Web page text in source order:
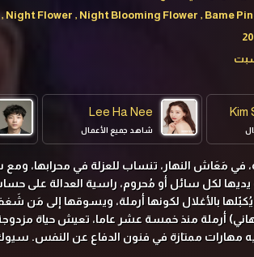
Night Flower , Night Blooming Flower , Bame
Kim
Lee Ha Nee
شاهد جميع الأعمال
في مَعَاش النهار، تنساب للعزلة في محرابها،
يديها لكل سائل أو مُحروم، راسية العدالة على
بالأغلال لكونها أرملة، ويسوقها إلى مَن
أرملة منذ خمسة عشر عاما، تعيش حياة
مهارات ممتازة في فنون الدفاع عن النفس.